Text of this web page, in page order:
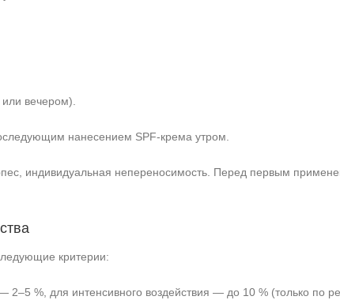
вечером).
нанесением SPF-крема утром.
индивидуальная непереносимость. Перед первым
критерии:
2–5 %, для интенсивного воздействия — до 10 % (только по